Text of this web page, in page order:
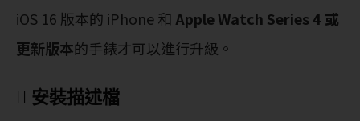
iOS 16 版本的 iPhone 和 Apple Watch Series 4 或
更新版本的手錶才可以進行升級。
 安裝描述檔